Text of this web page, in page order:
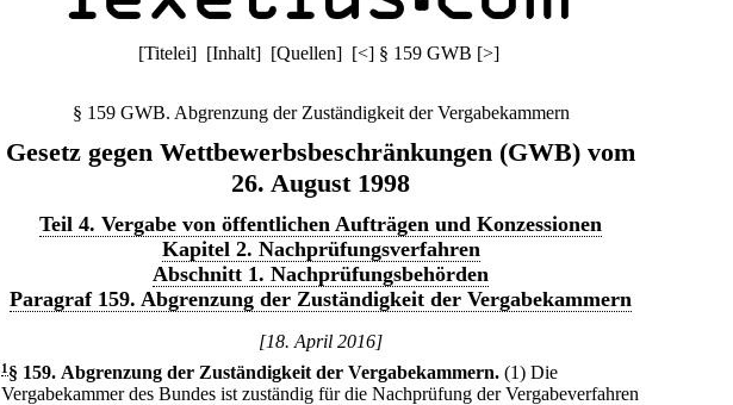
[Titelei] [Inhalt] [Quellen] [<] § 159 GWB [>]
§ 159 GWB. Abgrenzung der Zuständigkeit der Vergabekammern
Gesetz gegen Wettbewerbsbeschränkungen (GWB) vom
26. August 1998
Teil 4. Vergabe von öffentlichen Aufträgen und Konzessionen
Kapitel 2. Nachprüfungsverfahren
Abschnitt 1. Nachprüfungsbehörden
Paragraf 159. Abgrenzung der Zuständigkeit der Vergabekammern
[18. April 2016]
1 § 159. Abgrenzung der Zuständigkeit der Vergabekammern. (1) Die
Vergabekammer des Bundes ist zuständig für die Nachprüfung der Vergabeverfahren